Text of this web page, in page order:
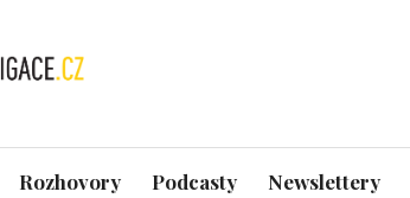
Rozhovory Podcasty Newslettery